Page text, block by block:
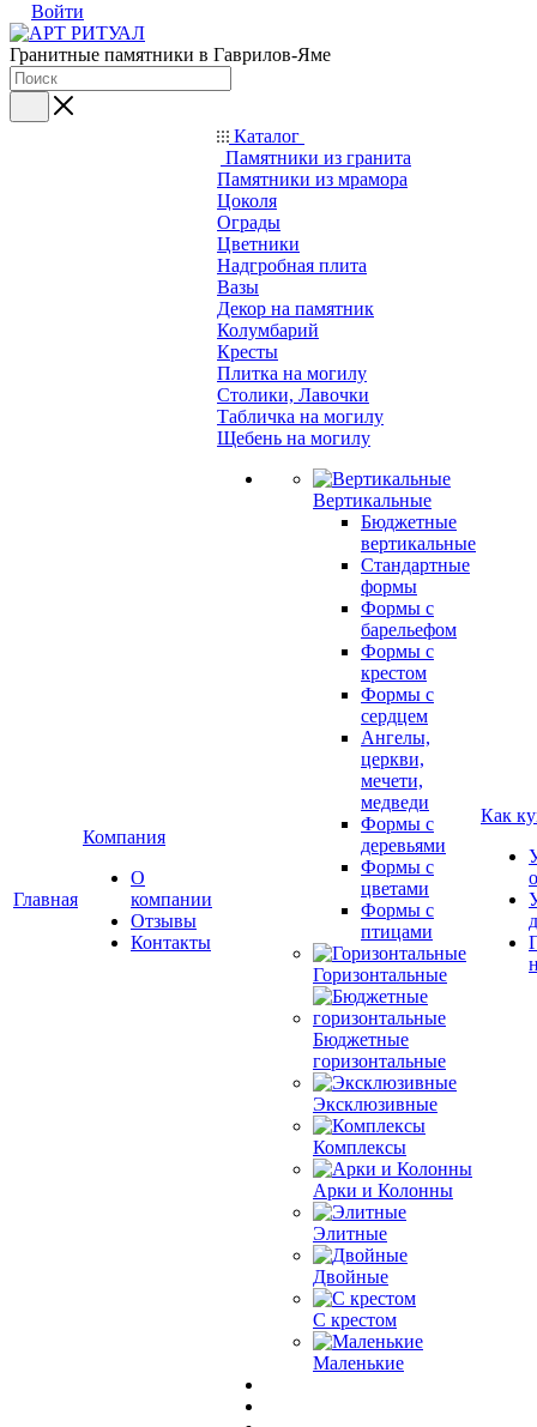
Войти
Гранитные памятники в Гаврилов-Яме
Главная
Компания
О
компании
Отзывы
Контакты
Каталог
Памятники из гранита
Памятники из мрамора
Цоколя
Ограды
Цветники
Надгробная плита
Вазы
Декор на памятник
Колумбарий
Кресты
Плитка на могилу
Столики, Лавочки
Табличка на могилу
Щебень на могилу
Вертикальные
Бюджетные
вертикальные
Стандартные
формы
Формы с
барельефом
Формы с
крестом
Формы с
сердцем
Ангелы,
церкви,
мечети,
медведи
Формы с
деревьями
Формы с
цветами
Формы с
птицами
Горизонтальные
Бюджетные
горизонтальные
Эксклюзивные
Комплексы
Арки и Колонны
Элитные
Двойные
С крестом
Маленькие
Как